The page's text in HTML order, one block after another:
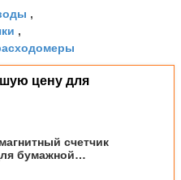
,
,
цену для
счетчик
бумажной